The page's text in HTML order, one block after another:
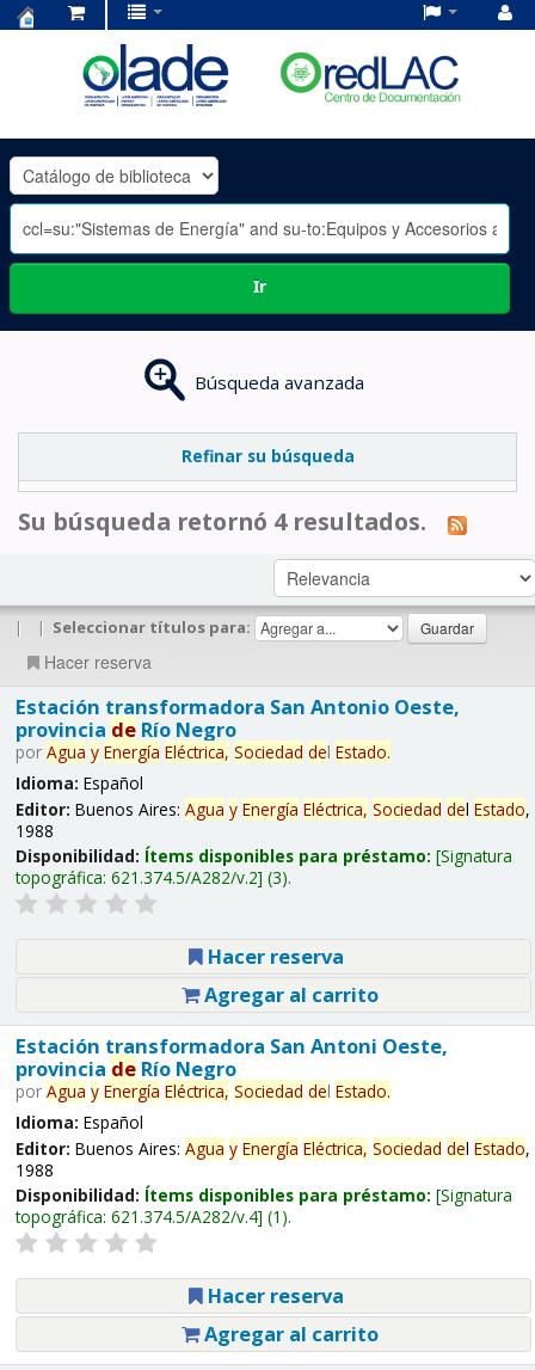
OLADE
-
Ir
Búsqueda avanzada
Refinar su búsqueda
Su búsqueda retornó 4 resultados.
| | Seleccionar títulos para:
Hacer reserva
Estación transformadora San Antonio Oeste,
provincia deRío Negro
por Agua y Energía Eléctrica, Sociedad del Estado.
Idioma: Español
Editor: Buenos Aires: Agua y Energía Eléctrica, Sociedad del Estado,
1988
Disponibilidad: Ítems disponibles para préstamo: Signatura
topográfica: 621.374.5/A282/v.2 (3).
Hacer reserva
Agregar al carrito
Estación transformadora San Antoni Oeste,
provincia deRío Negro
por Agua y Energía Eléctrica, Sociedad del Estado.
Idioma: Español
Editor: Buenos Aires: Agua y Energía Eléctrica, Sociedad del Estado,
1988
Disponibilidad: Ítems disponibles para préstamo: Signatura
topográfica: 621.374.5/A282/v.4 (1).
Hacer reserva
Agregar al carrito